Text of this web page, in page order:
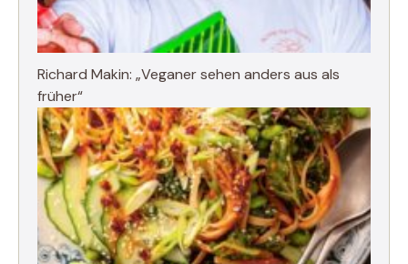
Richard Makin: „Veganer sehen anders aus als
früher“